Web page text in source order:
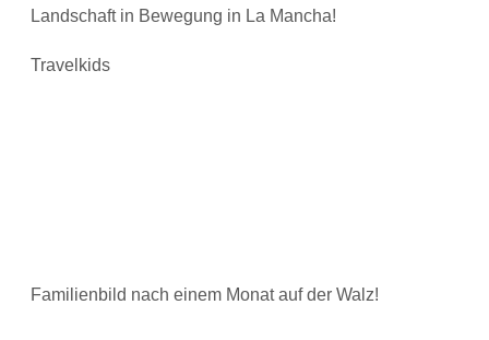
Landschaft in Bewegung in La Mancha!
Travelkids
Familienbild nach einem Monat auf der Walz!